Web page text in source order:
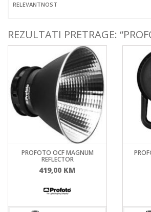
RELEVANTNOST
REZULTATI PRETRAGE:
PROFOTO OCF MAGNUM
REFLECTOR
419,00 KM